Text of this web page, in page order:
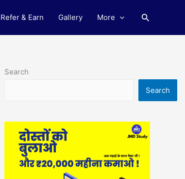
Refer & Earn Gallery More Search
Search
Search